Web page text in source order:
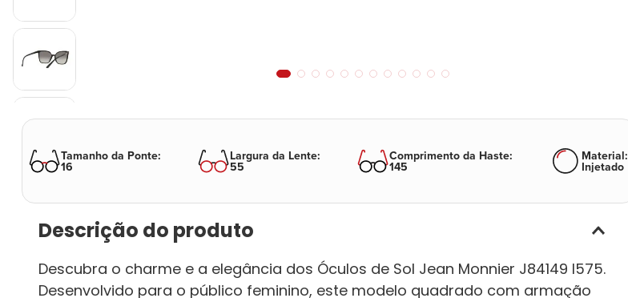
Tamanho da Ponte:
16
Largura da Lente:
55
Comprimento da Haste:
145
Material:
Injetado
Descrição do produto
Descubra o charme e a elegância dos Óculos de Sol Jean Monnier J84149 I575.
Desenvolvido para o público feminino, este modelo quadrado com armação